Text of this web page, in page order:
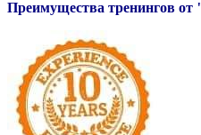
Преимущества тренингов